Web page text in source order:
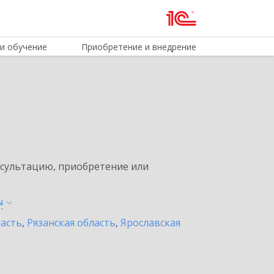
обучение Приобретение и внедрение
приобретение или
, Рязанская область, Ярославская